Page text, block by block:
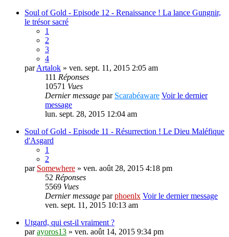
Soul of Gold - Episode 12 - Renaissance ! La lance Gungnir,
le trésor sacré
1
2
3
4
parArtalok » ven. sept. 11, 2015 2:05 am
111 Réponses
10571 Vues
Dernier message par Scarabéaware Voir le dernier
message
lun. sept. 28, 2015 12:04 am
Soul of Gold - Episode 11 - Résurrection ! Le Dieu Maléfique
d'Asgard
1
2
par Somewhere » ven. août 28, 2015 4:18 pm
52 Réponses
5569 Vues
Dernier message parphoenlx Voir le dernier message
ven. sept. 11, 2015 10:13 am
Utgard, qui est-il vraiment ?
parayoros13 » ven. août 14, 2015 9:34 pm